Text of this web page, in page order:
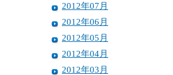
2012年07月
2012年06月
2012年05月
2012年04月
2012年03月